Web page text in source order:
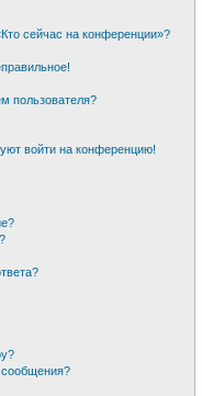
сейчас на конференции»?
пользователя?
войти на конференцию!
сообщения?